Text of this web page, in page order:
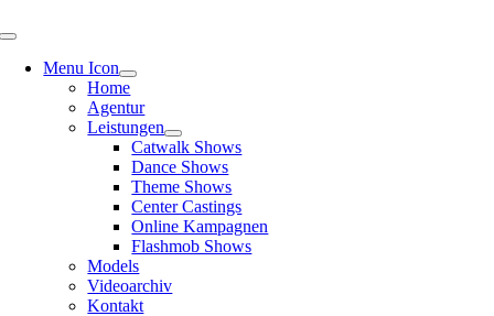
Menu Icon
Home
Agentur
Leistungen
Catwalk Shows
Dance Shows
Theme Shows
Center Castings
Online Kampagnen
Flashmob Shows
Models
Videoarchiv
Kontakt